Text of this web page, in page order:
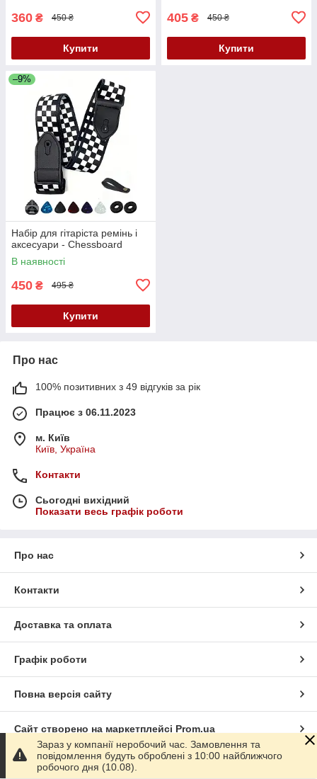
360 ₴ 450 ₴
Купити
405 ₴ 450 ₴
Купити
–9%
Набір для гітаріста ремінь і
аксесуари - Chessboard
В наявності
450 ₴ 495 ₴
Купити
Про нас
100% позитивних з 49 відгуків за рік
Працює з 06.11.2023
м. Київ
Київ, Україна
Контакти
Сьогодні вихідний
Показати весь графік роботи
Про нас
Контакти
Доставка та оплата
Графік роботи
Повна версія сайту
Сайт створено на маркетплейсі Prom.ua
Політика конфіденційності
Зараз у компанії неробочий час. Замовлення та
повідомлення будуть оброблені з 10:00 найближчого
робочого дня (10.08).